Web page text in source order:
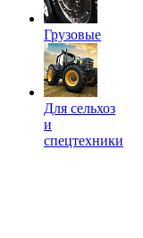
Грузовые
Для сельхоз
и
спецтехники